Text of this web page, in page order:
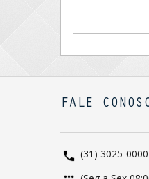
FALE
(31) 3025-0000